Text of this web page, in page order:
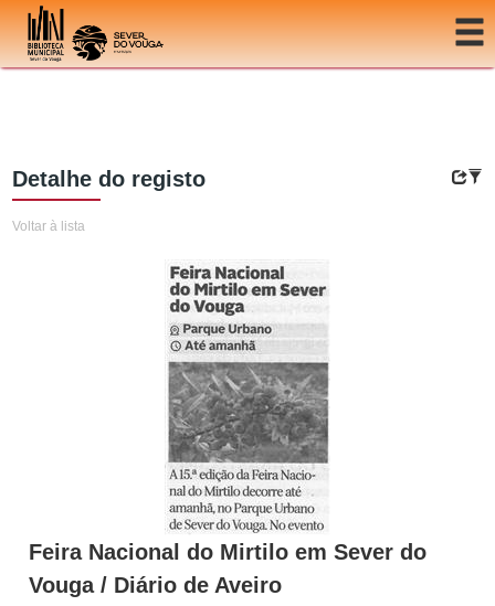
Ir para o conteúdo
Detalhe do registo
Voltar à lista
Feira Nacional do Mirtilo em Sever do
Vouga / Diário de Aveiro